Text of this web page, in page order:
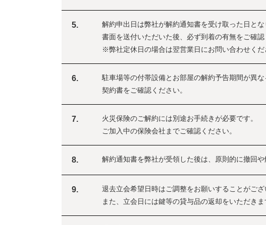
5.
解約申出日は弊社が解約通知書を受け取った日とな
書面を送付いただいた後、必ず到着の有無をご確認
※弊社定休日の場合は翌営業日にお問い合わせくだ
6.
駐車場等の付帯設備とお部屋の解約予告期間が異な
契約書をご確認ください。
7.
火災保険のご解約には別途お手続きが必要です。
ご加入中の保険会社までご確認ください。
8. 解約通知書を弊社が受領した後は、原則的に撤回
9.
退去立会希望日時はご調整をお願いすることがござ
また、立会日には鍵等の貸与品の返却をいただき